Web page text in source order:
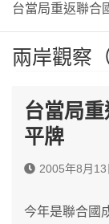
台當局重返聯合
兩岸觀察
台當局
平牌
2005年8月13
今年是聯合國